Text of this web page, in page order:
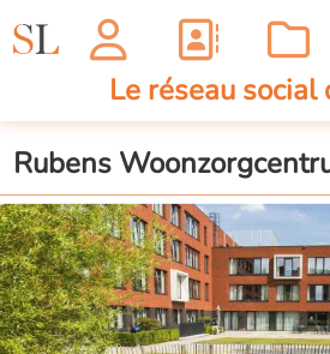
Le réseau social
Rubens